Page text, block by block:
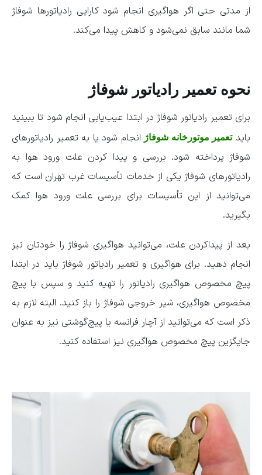
از مدتی حتی اگر هواگیری انجام شود کارایی رادیاتور‌ها شوفاژ
شما مانند سابق نمی‌شود و کاهش پیدا می‌کند.
نحوه تعمیر رادیاتور شوفاژ
برای تعمیر رادیاتور شوفاژ در ابتدا عیب‌یابی انجام شود تا ببینید
بایدتعمیر موتورخانه شوفاژانجام شود یا به تعمیر رادیاتور‌های
شوفاژ پرداخته شود. بررسی و پیدا کردن علت ورود هوا به
رادیاتور‌های شوفاژ یکی از خدمات تأسیسات غرب تهران است که
می‌توانید از این تأسیسات برای بررسی علت ورود هوا کمک
بگیرید.
بعد از پیداکردن علت، می‌توانید هواگیری شوفاژ را خودتان نیز
انجام دهید. برای هواگیری و تعمیر رادیاتور شوفاژ باید در ابتدا
پیچ مخصوص هواگیری رادیاتور را تهیه کنید و سپس با پیچ
مخصوص هواگیری، شیر خروجی شوفاژ را باز کنید. البته لازم به
ذکر است که می‌توانید از آچار فرانسه یا پیچ‌گوشتی نیز به عنوان
جایگزین پیچ مخصوص هواگیری نیز استفاده کنید.